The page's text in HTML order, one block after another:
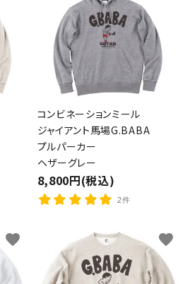
コンビネーションミール
ジャイアント馬場G.BABA
プルパーカー
ヘザーグレー
8,800円(税込)
2件
favorite favorite